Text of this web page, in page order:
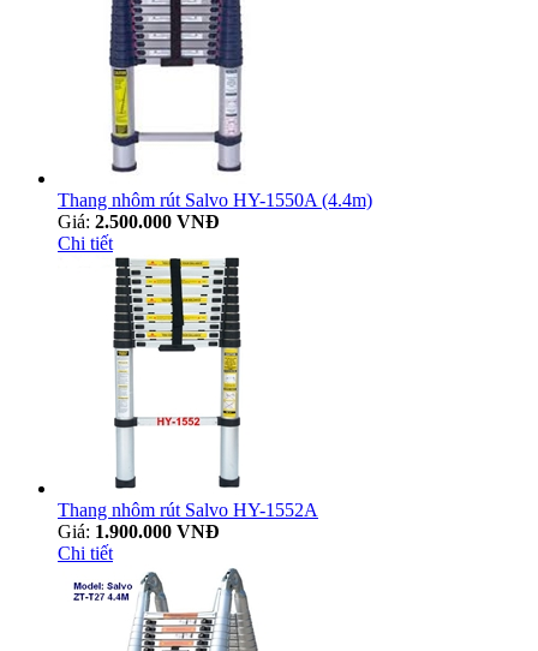
Thang nhôm rút Salvo HY-1550A (4.4m)
Giá: 2.500.000 VNĐ
Chi tiết
Thang nhôm rút Salvo HY-1552A
Giá: 1.900.000 VNĐ
Chi tiết